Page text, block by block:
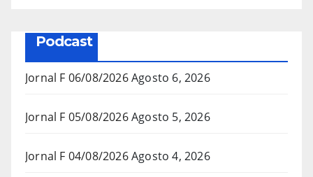
Podcast
Jornal F 06/08/2026Agosto 6, 2026
Jornal F 05/08/2026Agosto 5, 2026
Jornal F 04/08/2026Agosto 4, 2026